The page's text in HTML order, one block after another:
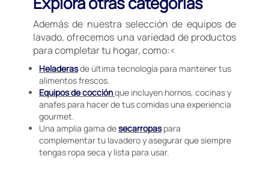
Además de nuestra selección de equipos de
lavado, ofrecemos una variedad de productos
para completar tu hogar, como:<
Heladerasde última tecnología para mantener tus
alimentos frescos.
Equipos de cocciónque incluyen hornos, cocinas y
anafes para hacer de tus comidas una experiencia
gourmet.
Una amplia gama desecarropaspara
complementar tu lavadero y asegurar que siempre
tengas ropa seca y lista para usar.